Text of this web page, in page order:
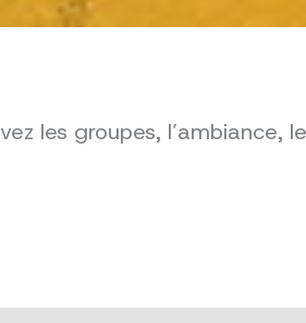
les groupes, l’ambiance,